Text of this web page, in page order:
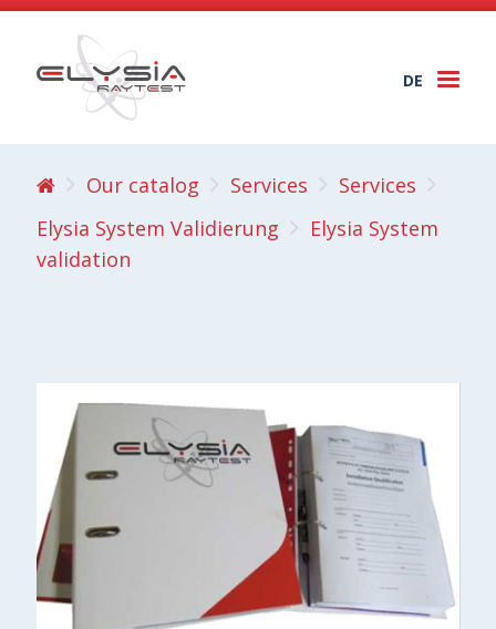
DE
Our catalog Services
Services
Elysia System Validierung
Elysia System
validation